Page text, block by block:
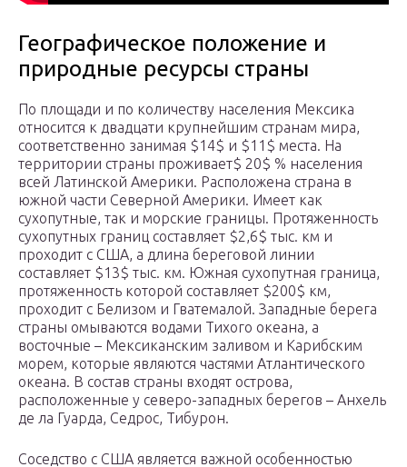
Географическое положение и
природные ресурсы страны
По площади и по количеству населения Мексика
относится к двадцати крупнейшим странам мира,
соответственно занимая $14$ и $11$ места. На
территории страны проживает$ 20$ % населения
всей Латинской Америки. Расположена страна в
южной части Северной Америки. Имеет как
сухопутные, так и морские границы. Протяженность
сухопутных границ составляет $2,6$ тыс. км и
проходит с США, а длина береговой линии
составляет $13$ тыс. км. Южная сухопутная граница,
протяженность которой составляет $200$ км,
проходит с Белизом и Гватемалой. Западные берега
страны омываются водами Тихого океана, а
восточные – Мексиканским заливом и Карибским
морем, которые являются частями Атлантического
океана. В состав страны входят острова,
расположенные у северо-западных берегов – Анхель
де ла Гуарда, Седрос, Тибурон.
Соседство с США является важной особенностью